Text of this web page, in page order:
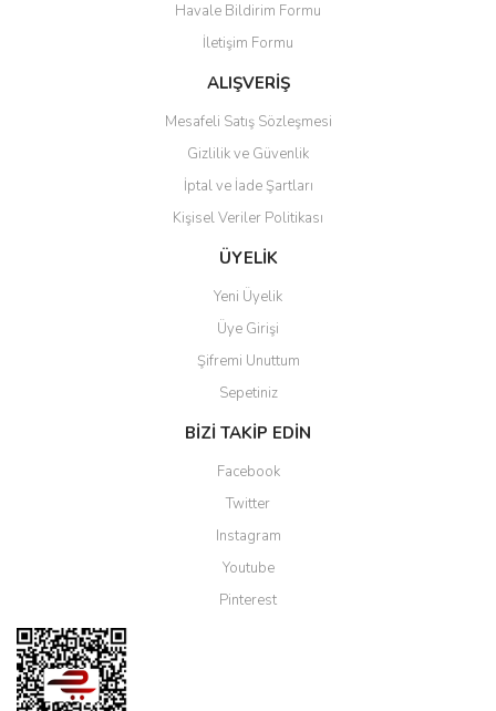
Havale Bildirim Formu
İletişim Formu
ALIŞVERİŞ
Mesafeli Satış Sözleşmesi
Gizlilik ve Güvenlik
İptal ve İade Şartları
Kişisel Veriler Politikası
ÜYELİK
Yeni Üyelik
Üye Girişi
Şifremi Unuttum
Sepetiniz
BİZİ TAKİP EDİN
Facebook
Twitter
Instagram
Youtube
Pinterest